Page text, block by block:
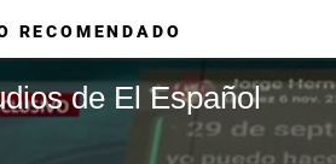
RECOMENDADO
de El Español